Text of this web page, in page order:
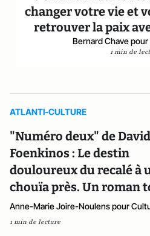
changer votre vie et
retrouver la paix
Bernard Chave
1 min de
ATLANTI-CULTURE
"Numéro deux" de David
Foenkinos : Le destin
douloureux du recalé à
chouïa près. Un roman
Anne-Marie Joire-Noulens pour
1 min de lecture